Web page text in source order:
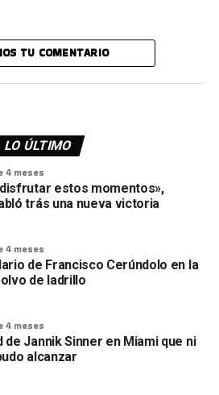
TU COMENTARIO
LO ÚLTIMO
4 meses
estos momentos»,
trás una nueva victoria
4 meses
de Francisco Cerúndolo en la
de ladrillo
4 meses
de Jannik Sinner en Miami que ni
alcanzar